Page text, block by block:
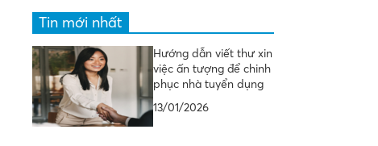
Tin mới nhất
Hướng dẫn viết thư xin
việc ấn tượng để chinh
phục nhà tuyển dụng
13/01/2026